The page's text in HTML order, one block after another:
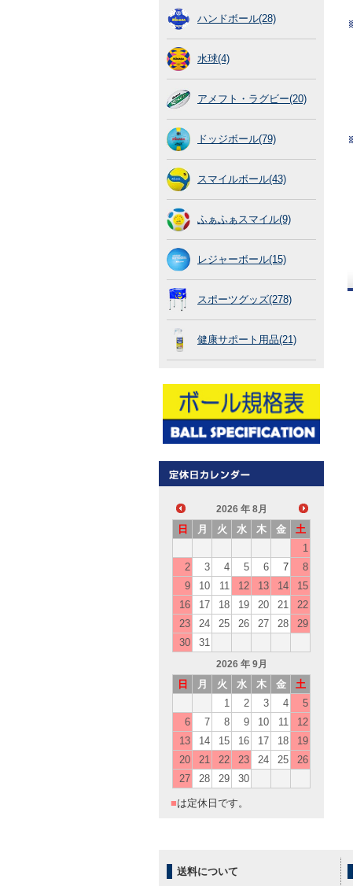
ハンドボール(28)
水球(4)
アメフト・ラグビー(20)
ドッジボール(79)
スマイルボール(43)
ふぁふぁスマイル(9)
レジャーボール(15)
スポーツグッズ(278)
健康サポート用品(21)
2026 年 8月
日 月 火 水 木 金
土
1
2
3 4 5 6 7
8
9
10 11 12 13 14
15
16
17 18 19 20 21
22
23
24 25 26 27 28
29
30
31
2026 年 9月
日 月 火 水 木 金
土
1
2 3 4
5
6
7 8 9 10 11
12
13
14 15 16 17 18
19
20
21 22 23 24 25
26
27
28 29 30
■は定休日です。
送料について